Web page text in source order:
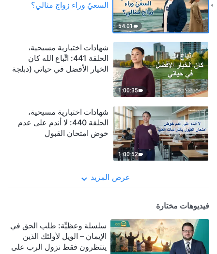
54:01
السعيُ وراء زواج مثالي؟
1:00:35
شهادات اختبارية مسيحية،
الحلقة 441: اتِّباع الله كان
الخيار الأفضل في حياتي (دبلجة
1:00:52
شهادات اختبارية مسيحية،
الحلقة 440: لا أندم على عدم
خوض امتحان القبول
عرض المزيد
فيديوهات مختارة
سلسلة وعظيِّة: طلب الحق في
الإيمان – الويل لأولئك الذين
ينتظرون فقط نزول الرب على